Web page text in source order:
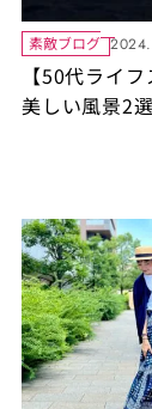
素敵ブログ
【50代ライ
美しい風景2選